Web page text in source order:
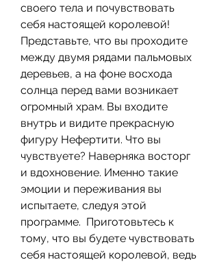
своего тела и почувствовать
себя настоящей королевой!
Представьте, что вы проходите
между двумя рядами пальмовых
деревьев, а на фоне восхода
солнца перед вами возникает
огромный храм. Вы входите
внутрь и видите прекрасную
фигуру Нефертити. Что вы
чувствуете? Наверняка восторг
и вдохновение. Именно такие
эмоции и переживания вы
испытаете, следуя этой
программе.  Приготовьтесь к
тому, что вы будете чувствовать
себя настоящей королевой, ведь